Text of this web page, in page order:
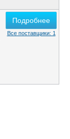
Подробнее
Все поставщики: 1